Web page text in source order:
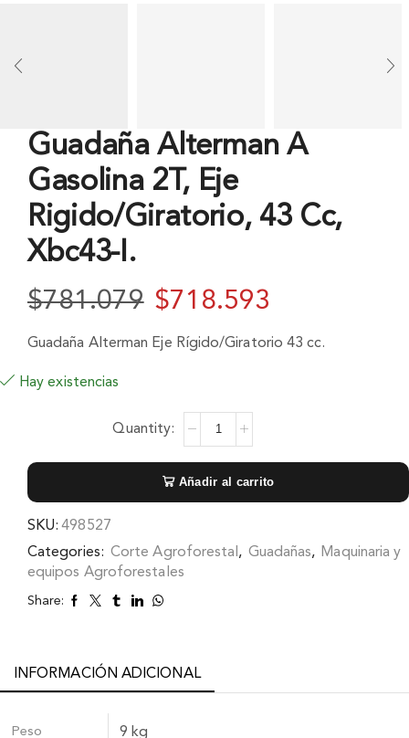
Guadaña Alterman A
Gasolina 2T, Eje
Rigido/Giratorio, 43 Cc,
Xbc43-I.
$781.079 $718.593
Guadaña Alterman Eje Rí­gido/Giratorio 43 cc.
Hay existencias
Añadir al carrito
SKU: 498527
Categories: Corte Agroforestal , Guadañas, Maquinaria y
equipos Agroforestales
Share:
INFORMACIÓN ADICIONAL
Peso 9 kg